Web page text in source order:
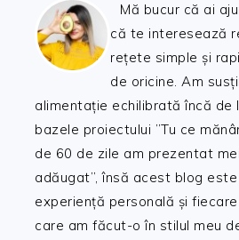
Mă bucur că ai
că te interesează
rețete simple și
de oricine. Am
alimentație echilibrată încă de
bazele proiectului ”Tu ce
de 60 de zile am prezentat
adăugat”, însă acest blog
experiență personală și
care am făcut-o în stilul meu